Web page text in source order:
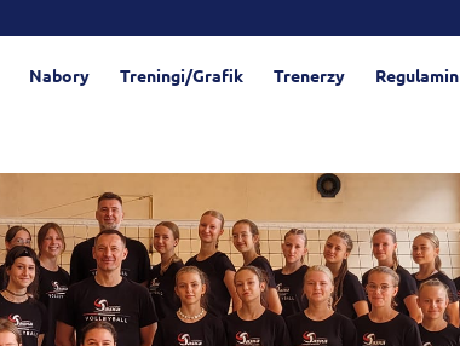
Nabory Treningi/Grafik Trenerzy Regulamin